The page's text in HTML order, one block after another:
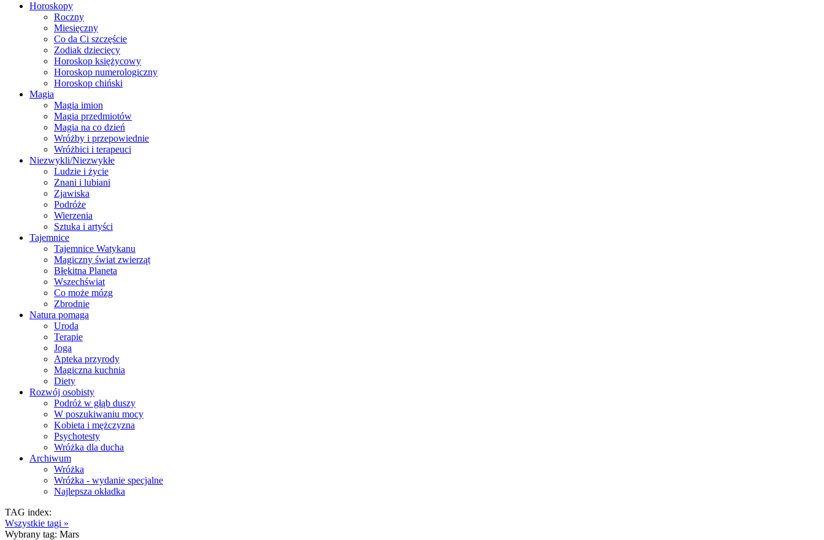
Horoskopy
Roczny
Miesięczny
Co da Ci szczęście
Zodiak dziecięcy
Horoskop księżycowy
Horoskop numerologiczny
Horoskop chiński
Magia
Magia imion
Magia przedmiotów
Magia na co dzień
Wróżby i przepowiednie
Wróżbici i terapeuci
Niezwykli/Niezwykłe
Ludzie i życie
Znani i lubiani
Zjawiska
Podróże
Wierzenia
Sztuka i artyści
Tajemnice
Tajemnice Watykanu
Magiczny świat zwierząt
Błękitna Planeta
Wszechświat
Co może mózg
Zbrodnie
Natura pomaga
Uroda
Terapie
Joga
Apteka przyrody
Magiczna kuchnia
Diety
Rozwój osobisty
Podróż w głąb duszy
W poszukiwaniu mocy
Kobieta i mężczyzna
Psychotesty
Wróżka dla ducha
Archiwum
Wróżka
Wróżka - wydanie specjalne
Najlepsza okładka
TAG index:
Wszystkie tagi »
Wybrany tag: Mars